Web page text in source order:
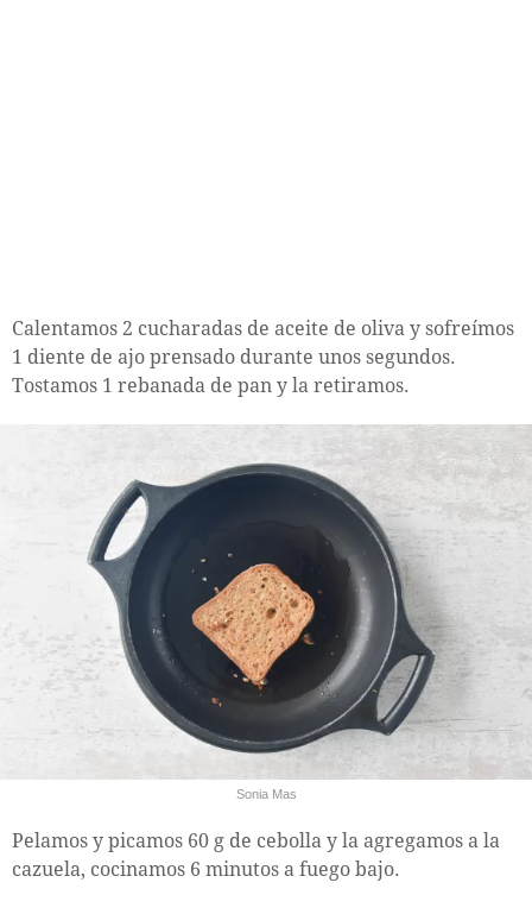
Calentamos 2 cucharadas de aceite de oliva y sofreímos
1 diente de ajo prensado durante unos segundos.
Tostamos 1 rebanada de pan y la retiramos.
Sonia Mas
Pelamos y picamos 60 g de cebolla y la agregamos a la
cazuela, cocinamos 6 minutos a fuego bajo.